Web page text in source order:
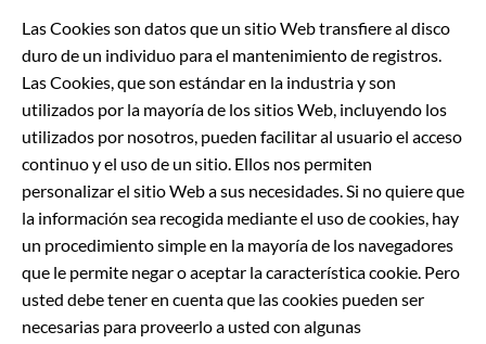
Las Cookies son datos que un sitio Web transfiere al disco
duro de un individuo para el mantenimiento de registros.
Las Cookies, que son estándar en la industria y son
utilizados por la mayoría de los sitios Web, incluyendo los
utilizados por nosotros, pueden facilitar al usuario el acceso
continuo y el uso de un sitio. Ellos nos permiten
personalizar el sitio Web a sus necesidades. Si no quiere que
la información sea recogida mediante el uso de cookies, hay
un procedimiento simple en la mayoría de los navegadores
que le permite negar o aceptar la característica cookie. Pero
usted debe tener en cuenta que las cookies pueden ser
necesarias para proveerlo a usted con algunas